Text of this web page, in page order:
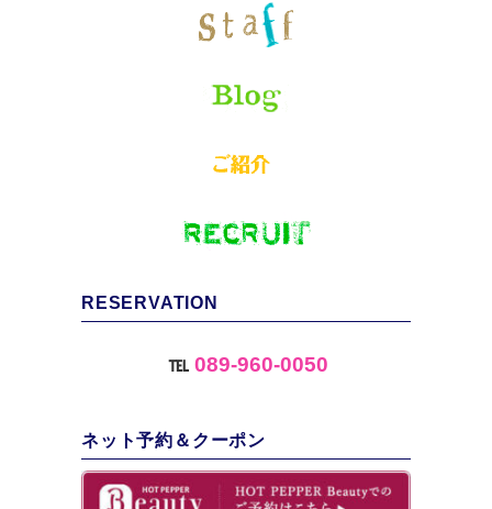
RESERVATION
℡ 089-960-0050
ネット予約＆クーポン